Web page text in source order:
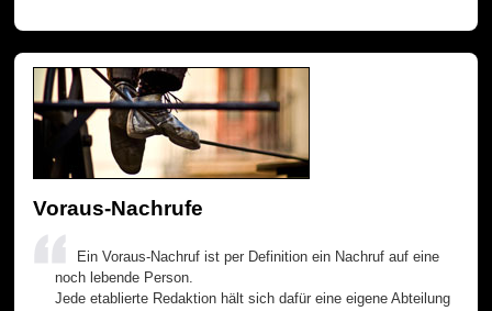
Voraus-Nachrufe
Ein Voraus-Nachruf ist per Definition ein Nachruf auf eine
noch lebende Person.
Jede etablierte Redaktion hält sich dafür eine eigene Abteilung